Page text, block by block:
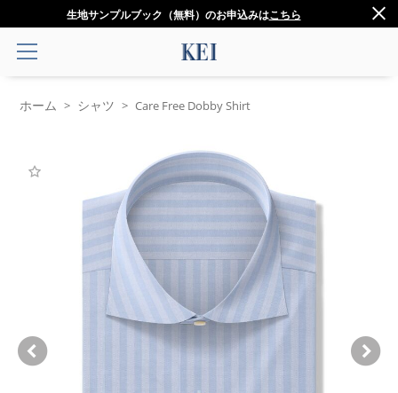
生地サンプルブック（無料）のお申込みはこちら
ホーム > シャツ > Care Free Dobby Shirt